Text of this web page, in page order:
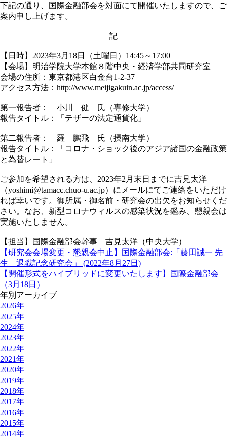
下記の通り、国際金融部会を対面にて開催いたしますので、ご
案内申し上げます。
記
【日時】 2023年3月 18日（土曜日） 14:45～ 17:00
【会場】明治学院大学本館８階中央・経済学部共同研究室
会場の住所：東京都港区白金台1-2-37
アクセス方法： http://www.meijigakuin.ac.jp/access/
第一報告者： 小川 健 氏（専修大学）
報告タイトル：「テザーの法定通貨化」
第二報告者： 羅 鵬飛 氏（摂南大学）
報告タイトル：「コロナ・ショック後のアジア諸国の金融政策
と為替レート」
ご参加を希望される方は、 2023年2 月末日までに吉見太洋
（yoshimi@tamacc.chuo-u.ac.jp）にメールにてご連絡をいただけ
れば幸いです。御所属・御名前・研究会の出欠をお知らせくだ
さい。なお、新型コロナウィルスの感染状況を鑑み、懇親会は
実施いたしません。
【担当】国際金融部会幹事 吉見太洋（中央大学）
【研究会会場変更・懇親会中止】国際金融部会:「藤田誠一 先
生 退職記念研究会」 (2022年8月27日)
【開催形式をハイブリッドに変更いたします】国際金融部会
（3月18日）
年別アーカイブ
2026年
2025年
2024年
2023年
2022年
2021年
2020年
2019年
2018年
2017年
2016年
2015年
2014年